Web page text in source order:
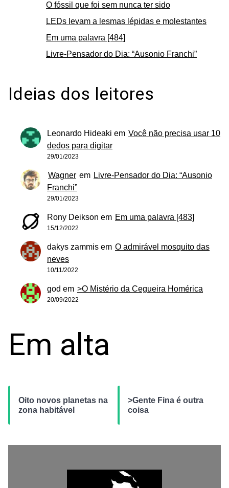
O fóssil que foi sem nunca ter sido
LEDs levam a lesmas lépidas e molestantes
Em uma palavra [484]
Livre-Pensador do Dia: “Ausonio Franchi”
Ideias dos leitores
Leonardo Hideaki em Você não precisa usar 10
dedos para digitar
29/01/2023
Wagner em Livre-Pensador do Dia: “Ausonio
Franchi”
29/01/2023
Rony Deikson em Em uma palavra [483]
15/12/2022
dakys zammis em O admirável mosquito das
neves
10/11/2022
god em >O Mistério da Cegueira Homérica
20/09/2022
Em alta
Oito novos planetas na
zona habitável
>Gente Fina é outra
coisa